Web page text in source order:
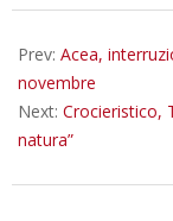
Prev: Acea,
novembre
Next: Crocieristico,
natura”